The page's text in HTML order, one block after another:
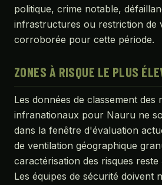
politique, crime notable,
infrastructures ou restriction de
corroborée pour cette période.
ZONES À RISQUE LE PLUS
Les données de classement des
infranationaux pour Nauru ne
dans la fenêtre d'évaluation
de ventilation géographique
caractérisation des risques
Les équipes de sécurité doivent